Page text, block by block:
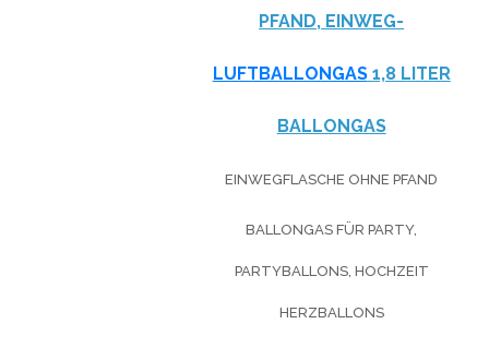
PFAND, EINWEG-
LUFTBALLONGAS1,8 LITER
BALLONGAS
EINWEGFLASCHE OHNE PFAND
BALLONGAS FÜR PARTY,
PARTYBALLONS, HOCHZEIT
HERZBALLONS